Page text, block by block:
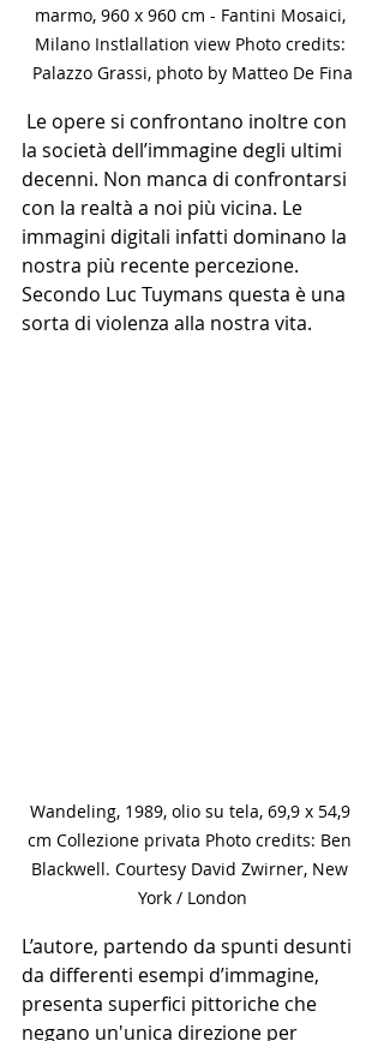
marmo, 960 x 960 cm - Fantini Mosaici,
Milano Instlallation view Photo credits:
Palazzo Grassi, photo by Matteo De Fina
la società dell’immagine degli ultimi
decenni. Non manca di confrontarsi
con la realtà a noi più vicina. Le
immagini digitali infatti dominano la
nostra più recente percezione.
Secondo Luc Tuymans questa è una
sorta di violenza alla nostra vita.
Wandeling, 1989, olio su tela, 69,9 x 54,9
cm Collezione privata Photo credits: Ben
Blackwell. Courtesy David Zwirner, New
York / London
L’autore, partendo da spunti desunti
da differenti esempi d’immagine,
presenta superfici pittoriche che
negano un'unica direzione per